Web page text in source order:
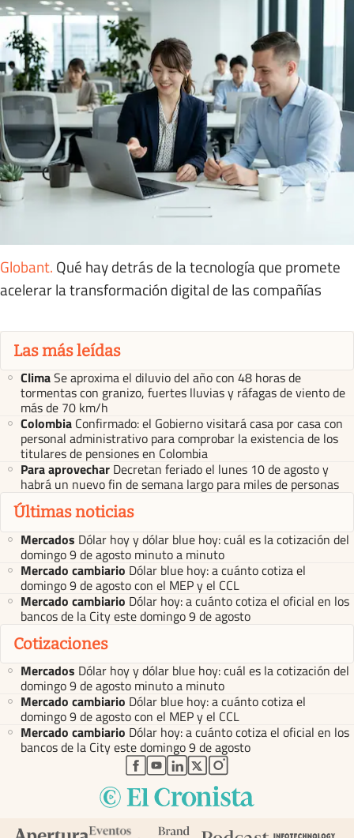
Globant. Qué hay detrás de la tecnología que promete
acelerar la transformación digital de las compañías
Las más leídas
ClimaSe aproxima el diluvio del año con 48 horas de
tormentas con granizo, fuertes lluvias y ráfagas de viento de
más de 70 km/h
Colombia Confirmado: el Gobierno visitará casa por casa con
personal administrativo para comprobar la existencia de los
titulares de pensiones en Colombia
Para aprovechar Decretan feriado el lunes 10 de agosto y
habrá un nuevo fin de semana largo para miles de personas
Últimas noticias
Mercados Dólar hoy y dólar blue hoy: cuál es la cotización del
domingo 9 de agosto minuto a minuto
Mercado cambiario Dólar blue hoy: a cuánto cotiza el
domingo 9 de agosto con el MEP y el CCL
Mercado cambiario Dólar hoy: a cuánto cotiza el oficial en los
bancos de la City este domingo 9 de agosto
Cotizaciones
Mercados Dólar hoy y dólar blue hoy: cuál es la cotización del
domingo 9 de agosto minuto a minuto
Mercado cambiario Dólar blue hoy: a cuánto cotiza el
domingo 9 de agosto con el MEP y el CCL
Mercado cambiario Dólar hoy: a cuánto cotiza el oficial en los
bancos de la City este domingo 9 de agosto
abre en nueva pestaña
abre en nueva pestaña
abre en nueva pestaña
abre en nueva pestaña
abre en nueva pestaña